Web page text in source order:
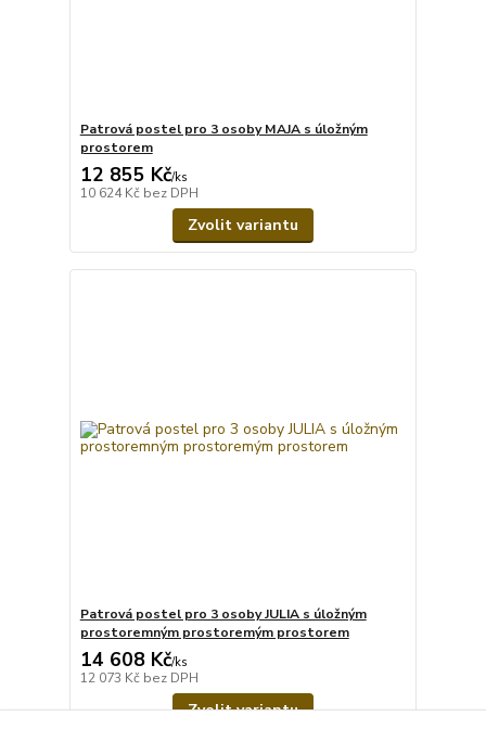
Patrová postel pro 3 osoby MAJA s úložným
prostorem
12 855 Kč/ks
10 624 Kč bez DPH
Zvolit variantu
Patrová postel pro 3 osoby JULIA s úložným
prostoremným prostoremým prostorem
14 608 Kč/ks
12 073 Kč bez DPH
Zvolit variantu